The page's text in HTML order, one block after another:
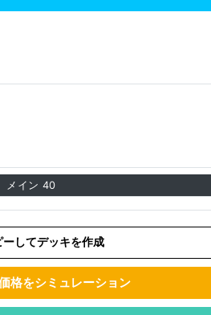
メイン 40
ーしてデッキを作成
格をシミュレーション